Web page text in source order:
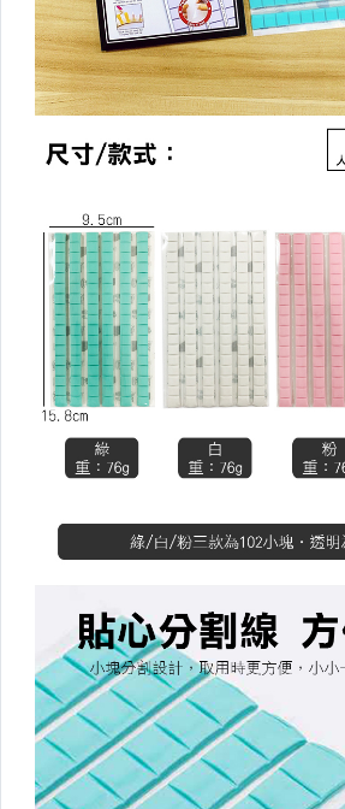
3C週邊
電子設備
蚊蟲退散好物
五金/修繕
衣架/衣夾/鞋架/室內鞋
▼其他收納▼
鐵藝收納
壁掛收納
桌上收納
收納籃/袋
各式掛勾
廚房衛浴收納
衛生紙盒/架